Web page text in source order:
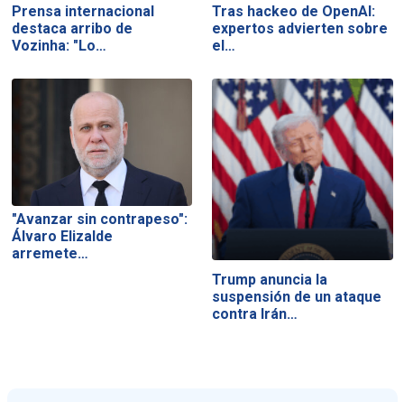
Prensa internacional
destaca arribo de
Vozinha: "Lo…
Tras hackeo de OpenAI:
expertos advierten sobre
el…
"Avanzar sin contrapeso":
Álvaro Elizalde
arremete…
Trump anuncia la
suspensión de un ataque
contra Irán…